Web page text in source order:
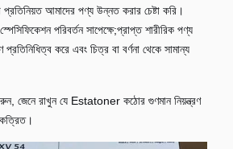
আমাদের পণ্য উন্নত করার চেষ্টা করি।
পরিবর্তন সাপেক্ষে;প্রাপ্ত শারীরিক পণ্য
করে এবং চিত্র বা বর্ণনা থেকে সামান্য
জেনে রাখুন যে Estatoner কঠোর গুণমান নিয়ন্ত্রণ